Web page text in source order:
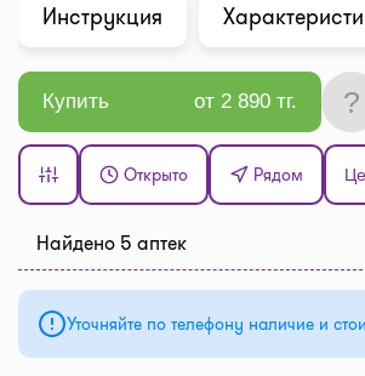
Инструкция
Купить от 2 890 тг. ?
Открыто Рядом
Найдено 5 аптек
Уточняйте по телефону наличие и